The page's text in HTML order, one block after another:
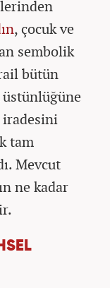
, çocuk ve
sembolik
bütün
tam
Mevcut
ne kadar